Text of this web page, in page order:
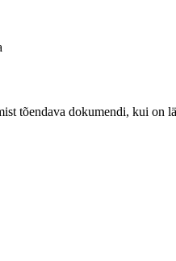
tõendava dokumendi, kui on